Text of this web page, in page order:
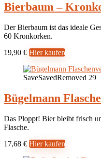
Bierbaum –
Der Bierbaum ist das ideale
60 Kronkorken.
19,90 € Hier kaufen
SaveSavedRemoved 29
Bügelmann
Das Ploppt! Bier bleibt frisch
Flasche.
17,68 € Hier kaufen